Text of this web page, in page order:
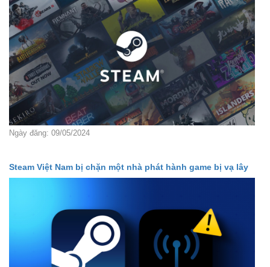
Ngày đăng: 09/05/2024
Steam Việt Nam bị chặn một nhà phát hành game bị vạ lây